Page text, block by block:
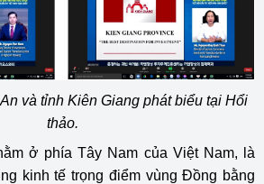
và tỉnh Kiên Giang phát biểu tại Hổi
thảo.
ở phía Tây Nam của Việt Nam, là
kinh tế trọng điểm vùng Đồng bằng